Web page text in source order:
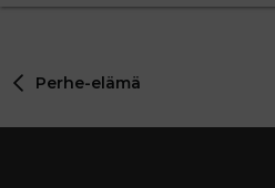
Perhe-elämä